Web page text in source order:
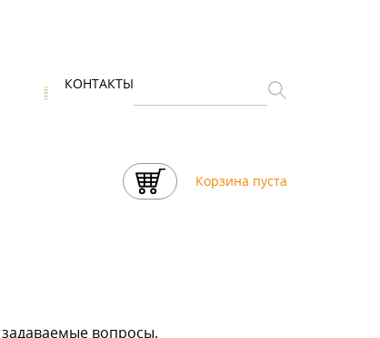
КОНТАКТЫ
Корзина пуста
вопросы.